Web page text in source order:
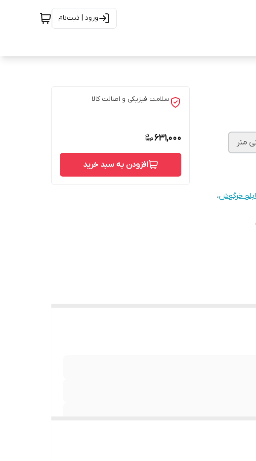
ورود | ثبت‌نام
خرگوش،
سلامت فیزیکی و اصالت کالا
631,000
افزودن به سبد خرید